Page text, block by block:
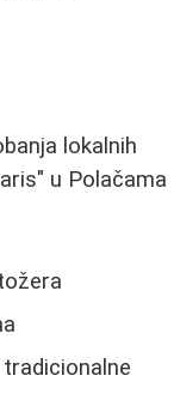
lokalnih
u Polačama